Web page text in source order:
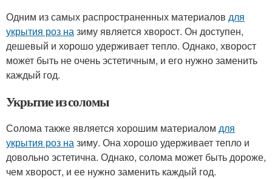
Одним из самых распространенных материалов для
укрытия роз назиму является хворост. Он доступен,
дешевый и хорошо удерживает тепло. Однако, хворост
может быть не очень эстетичным, и его нужно заменить
каждый год.
Укрытие из соломы
Солома также является хорошим материалом для
укрытия роз назиму. Она хорошо удерживает тепло и
довольно эстетична. Однако, солома может быть дороже,
чем хворост, и ее нужно заменить каждый год.